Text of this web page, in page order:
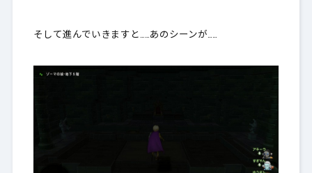
そして進んでいきますと……あのシーンが……